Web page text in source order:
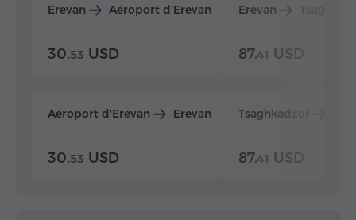
Erevan Aéroport d'Erevan
30.53 USD
Aéroport d'Erevan Erevan
30.53 USD
Erevan
87.41 USD
Tsaghkadzor
87.41 USD